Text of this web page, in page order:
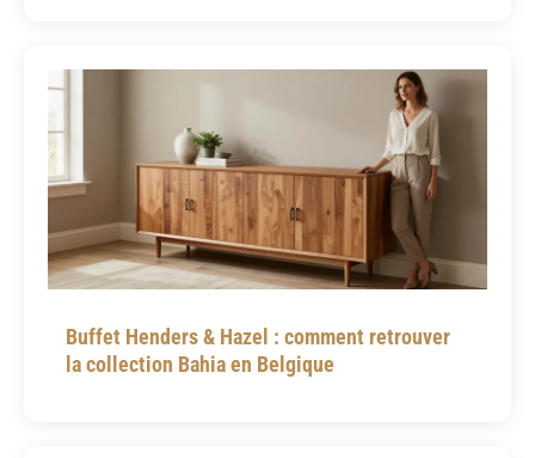
Buffet Henders & Hazel : comment retrouver
la collection Bahia en Belgique